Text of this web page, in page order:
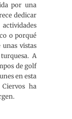
por una
dedicar
o porqué
vistas
A
de golf
en esta
ha